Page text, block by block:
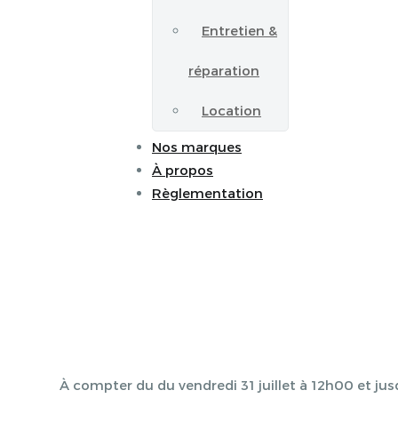
Entretien &
réparation
Location
Nos marques
À propos
Règlementation
À compter du du vendredi 31 juillet à 12h00 et